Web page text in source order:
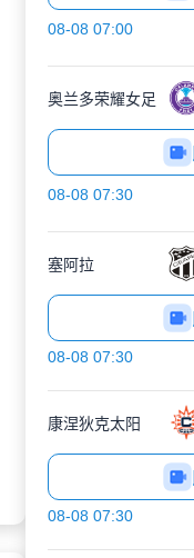
08-08 07:00
奥兰多荣耀女足
08-08 07:30
塞阿拉
08-08 07:30
康涅狄克太阳
08-08 07:30